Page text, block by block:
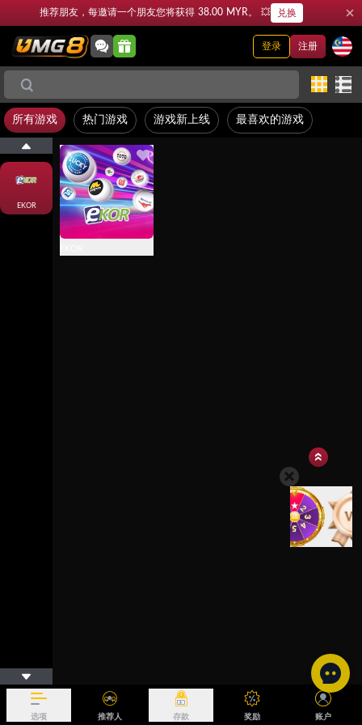
推荐朋友，每邀请一个朋友您将获得 38.00 MYR。 💥 兑换
注册
登录
所有游戏 热门游戏 游戏新上线 最喜欢的游戏
EKOR
选项 推荐人 存款 奖励 账户